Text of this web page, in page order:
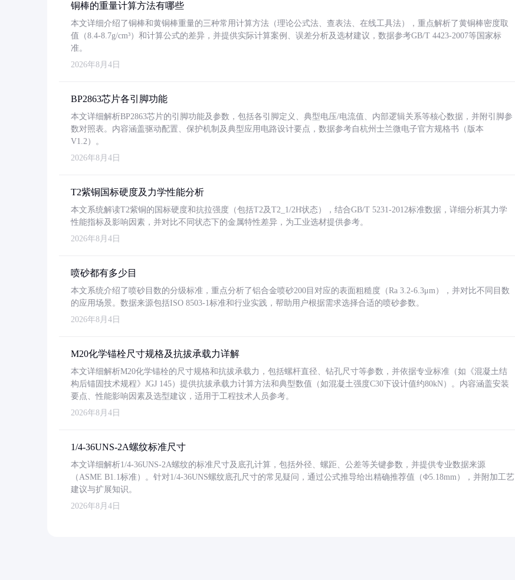
铜棒的重量计算方法有哪些
本文详细介绍了铜棒和黄铜棒重量的三种常用计算方法（理论公式法、查表法、在线工具法），重点解析了黄铜棒密度取
值（8.4-8.7g/cm³）和计算公式的差异，并提供实际计算案例、误差分析及选材建议，数据参考GB/T 4423-2007等国家标
准。
2026年8月4日
BP2863芯片各引脚功能
本文详细解析BP2863芯片的引脚功能及参数，包括各引脚定义、典型电压/电流值、内部逻辑关系等核心数据，并附引脚参
数对照表。内容涵盖驱动配置、保护机制及典型应用电路设计要点，数据参考自杭州士兰微电子官方规格书（版本
V1.2）。
2026年8月4日
T2紫铜国标硬度及力学性能分析
本文系统解读T2紫铜的国标硬度和抗拉强度（包括T2及T2_1/2H状态），结合GB/T 5231-2012标准数据，详细分析其力学
性能指标及影响因素，并对比不同状态下的金属特性差异，为工业选材提供参考。
2026年8月4日
喷砂都有多少目
本文系统介绍了喷砂目数的分级标准，重点分析了铝合金喷砂200目对应的表面粗糙度（Ra 3.2-6.3μm），并对比不同目数
的应用场景。数据来源包括ISO 8503-1标准和行业实践，帮助用户根据需求选择合适的喷砂参数。
2026年8月4日
M20化学锚栓尺寸规格及抗拔承载力详解
本文详细解析M20化学锚栓的尺寸规格和抗拔承载力，包括螺杆直径、钻孔尺寸等参数，并依据专业标准（如《混凝土结
构后锚固技术规程》JGJ 145）提供抗拔承载力计算方法和典型数值（如混凝土强度C30下设计值约80kN）。内容涵盖安装
要点、性能影响因素及选型建议，适用于工程技术人员参考。
2026年8月4日
1/4-36UNS-2A螺纹标准尺寸
本文详细解析1/4-36UNS-2A螺纹的标准尺寸及底孔计算，包括外径、螺距、公差等关键参数，并提供专业数据来源
（ASME B1.1标准）。针对1/4-36UNS螺纹底孔尺寸的常见疑问，通过公式推导给出精确推荐值（Φ5.18mm），并附加工艺
建议与扩展知识。
2026年8月4日